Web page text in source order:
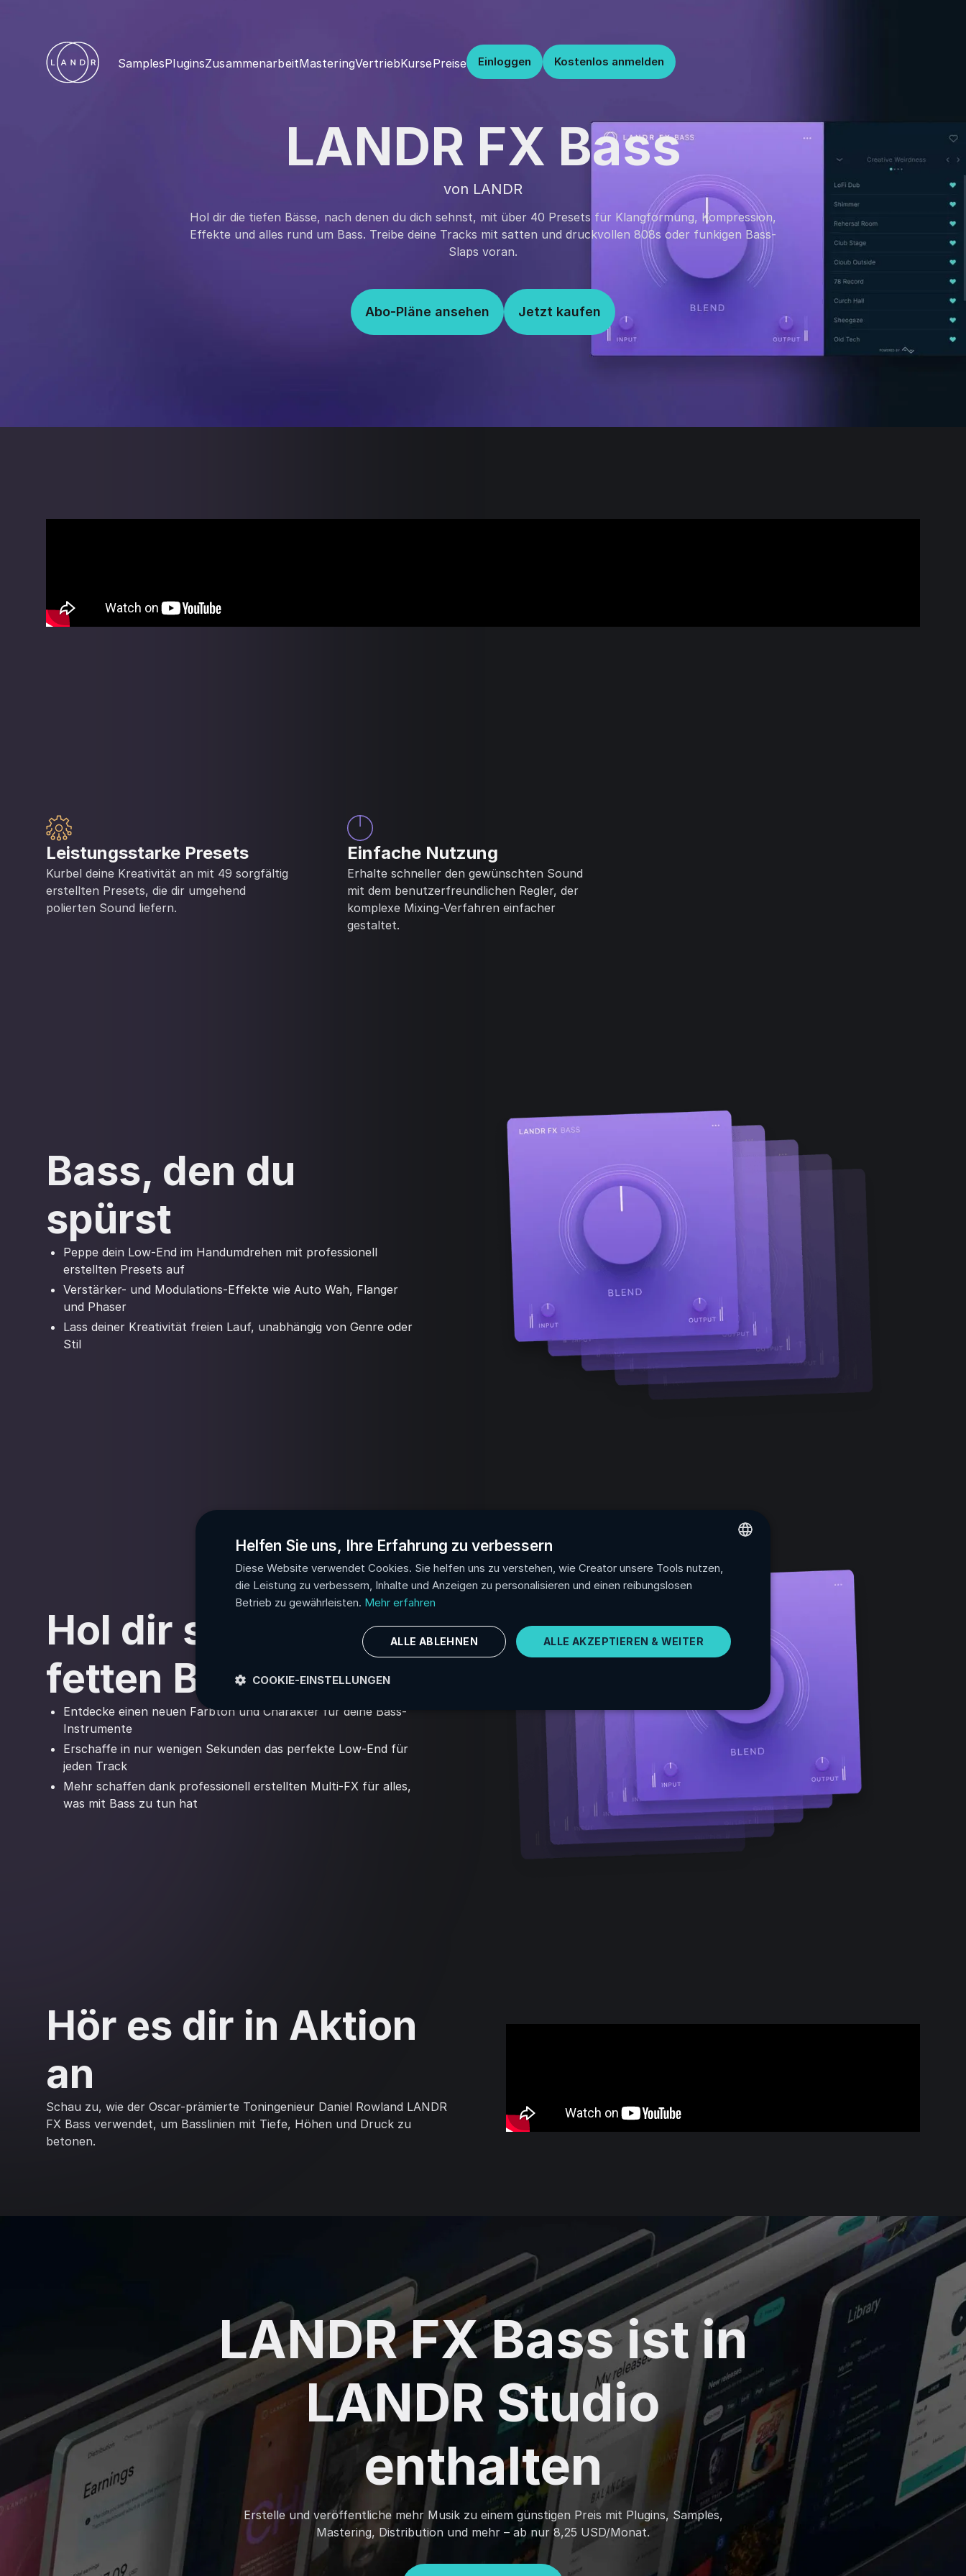
SamplesPluginsZusammenarbeitMasteringVertriebKursePreise Einloggen Kostenlos anmelden
LANDR FX Bass
von LANDR
Hol dir die tiefen Bässe, nach denen du dich sehnst, mit über 40 Presets für Klangformung, Kompression,
Effekte und alles rund um Bass. Treibe deine Tracks mit satten und druckvollen 808s oder funkigen Bass-
Slaps voran.
Abo-Pläne ansehen Jetzt kaufen
Leistungsstarke Presets
Kurbel deine Kreativität an mit 49 sorgfältig
erstellten Presets, die dir umgehend
polierten Sound liefern.
Einfache Nutzung
Erhalte schneller den gewünschten Sound
mit dem benutzerfreundlichen Regler, der
komplexe Mixing-Verfahren einfacher
gestaltet.
Bass, den du
spürst
Peppe dein Low-End im Handumdrehen mit professionell
erstellten Presets auf
Verstärker- und Modulations-Effekte wie Auto Wah, Flanger
und Phaser
Lass deiner Kreativität freien Lauf, unabhängig von Genre oder
Stil
Hol dir schnell
fetten Bass
Entdecke einen neuen Farbton und Charakter für deine Bass-
Instrumente
Erschaffe in nur wenigen Sekunden das perfekte Low-End für
jeden Track
Mehr schaffen dank professionell erstellten Multi-FX für alles,
was mit Bass zu tun hat
Hör es dir in Aktion
an
Schau zu, wie der Oscar-prämierte Toningenieur Daniel Rowland LANDR
FX Bass verwendet, um Basslinien mit Tiefe, Höhen und Druck zu
betonen.
LANDR FX Bass ist in
LANDR Studio
enthalten
Erstelle und veröffentliche mehr Musik zu einem günstigen Preis mit Plugins, Samples,
Mastering, Distribution und mehr – ab nur 8,25 USD/Monat.
ENGLISH
FRENCH
PORTUGUESE
JAPANESE
Helfen Sie uns, Ihre Erfahrung zu verbessern
Diese Website verwendet Cookies. Sie helfen uns zu verstehen, wie Creator unsere Tools nutzen,
die Leistung zu verbessern, Inhalte und Anzeigen zu personalisieren und einen reibungslosen
Betrieb zu gewährleisten. Mehr erfahren
ALLE AKZEPTIEREN & WEITER
ALLE ABLEHNEN
COOKIE-EINSTELLUNGEN